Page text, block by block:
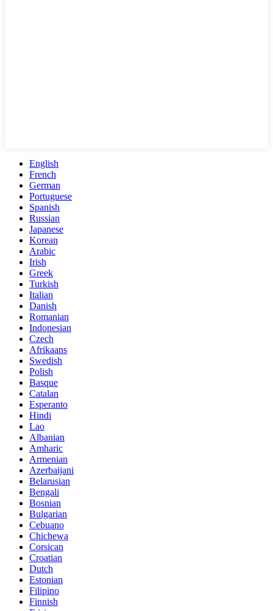
English
French
German
Portuguese
Spanish
Russian
Japanese
Korean
Arabic
Irish
Greek
Turkish
Italian
Danish
Romanian
Indonesian
Czech
Afrikaans
Swedish
Polish
Basque
Catalan
Esperanto
Hindi
Lao
Albanian
Amharic
Armenian
Azerbaijani
Belarusian
Bengali
Bosnian
Bulgarian
Cebuano
Chichewa
Corsican
Croatian
Dutch
Estonian
Filipino
Finnish